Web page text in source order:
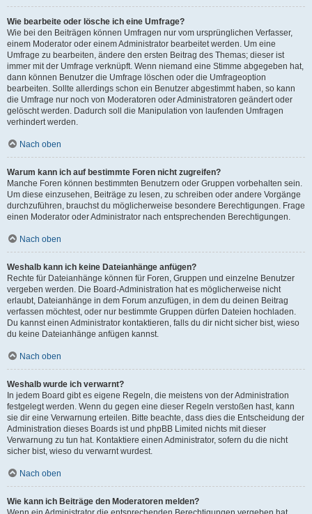
Wie bearbeite oder lösche ich eine Umfrage?
Wie bei den Beiträgen können Umfragen nur vom ursprünglichen Verfasser,
einem Moderator oder einem Administrator bearbeitet werden. Um eine
Umfrage zu bearbeiten, ändere den ersten Beitrag des Themas; dieser ist
immer mit der Umfrage verknüpft. Wenn niemand eine Stimme abgegeben hat,
dann können Benutzer die Umfrage löschen oder die Umfrageoption
bearbeiten. Sollte allerdings schon ein Benutzer abgestimmt haben, so kann
die Umfrage nur noch von Moderatoren oder Administratoren geändert oder
gelöscht werden. Dadurch soll die Manipulation von laufenden Umfragen
verhindert werden.
Nach oben
Warum kann ich auf bestimmte Foren nicht zugreifen?
Manche Foren können bestimmten Benutzern oder Gruppen vorbehalten sein.
Um diese einzusehen, Beiträge zu lesen, zu schreiben oder andere Vorgänge
durchzuführen, brauchst du möglicherweise besondere Berechtigungen. Frage
einen Moderator oder Administrator nach entsprechenden Berechtigungen.
Nach oben
Weshalb kann ich keine Dateianhänge anfügen?
Rechte für Dateianhänge können für Foren, Gruppen und einzelne Benutzer
vergeben werden. Die Board-Administration hat es möglicherweise nicht
erlaubt, Dateianhänge in dem Forum anzufügen, in dem du deinen Beitrag
verfassen möchtest, oder nur bestimmte Gruppen dürfen Dateien hochladen.
Du kannst einen Administrator kontaktieren, falls du dir nicht sicher bist, wieso
du keine Dateianhänge anfügen kannst.
Nach oben
Weshalb wurde ich verwarnt?
In jedem Board gibt es eigene Regeln, die meistens von der Administration
festgelegt werden. Wenn du gegen eine dieser Regeln verstoßen hast, kann
sie dir eine Verwarnung erteilen. Bitte beachte, dass dies die Entscheidung der
Administration dieses Boards ist und phpBB Limited nichts mit dieser
Verwarnung zu tun hat. Kontaktiere einen Administrator, sofern du die nicht
sicher bist, wieso du verwarnt wurdest.
Nach oben
Wie kann ich Beiträge den Moderatoren melden?